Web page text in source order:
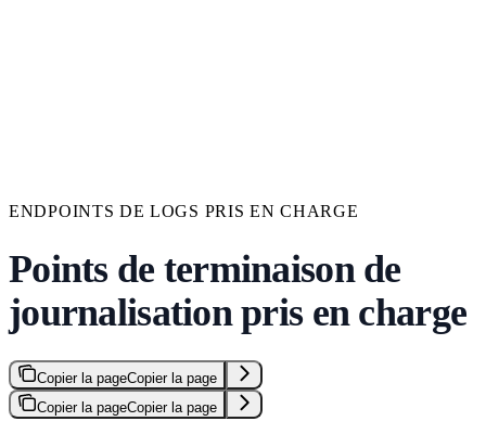
ENDPOINTS DE LOGS PRIS EN CHARGE
Points de terminaison de
journalisation pris en charge
Copier la pageCopier la page
Copier la pageCopier la page